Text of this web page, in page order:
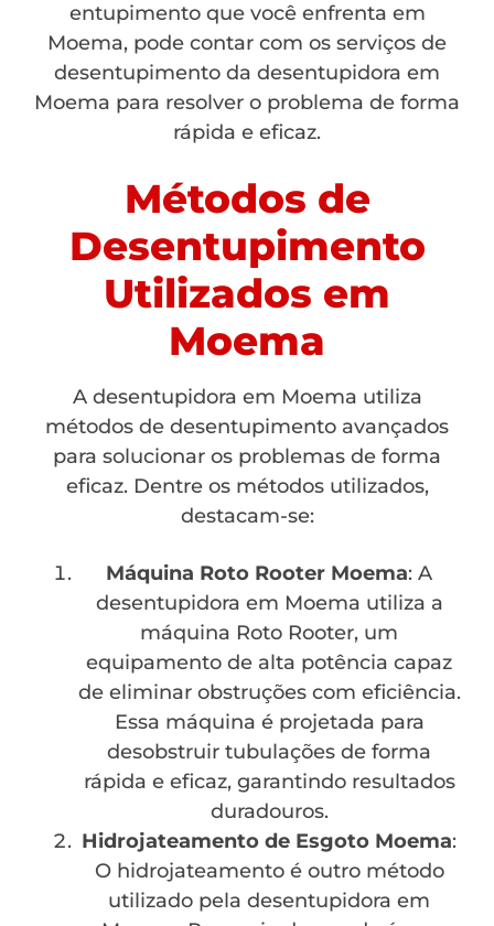
entupimento que você enfrenta em
Moema, pode contar com os serviços de
desentupimento da desentupidora em
Moema para resolver o problema de forma
rápida e eficaz.
Métodos de
Desentupimento
Utilizados em
Moema
A desentupidora em Moema utiliza
métodos de desentupimento avançados
para solucionar os problemas de forma
eficaz. Dentre os métodos utilizados,
destacam-se:
Máquina Roto Rooter Moema: A
desentupidora em Moema utiliza a
máquina Roto Rooter, um
equipamento de alta potência capaz
de eliminar obstruções com eficiência.
Essa máquina é projetada para
desobstruir tubulações de forma
rápida e eficaz, garantindo resultados
duradouros.
Hidrojateamento de Esgoto Moema:
O hidrojateamento é outro método
utilizado pela desentupidora em